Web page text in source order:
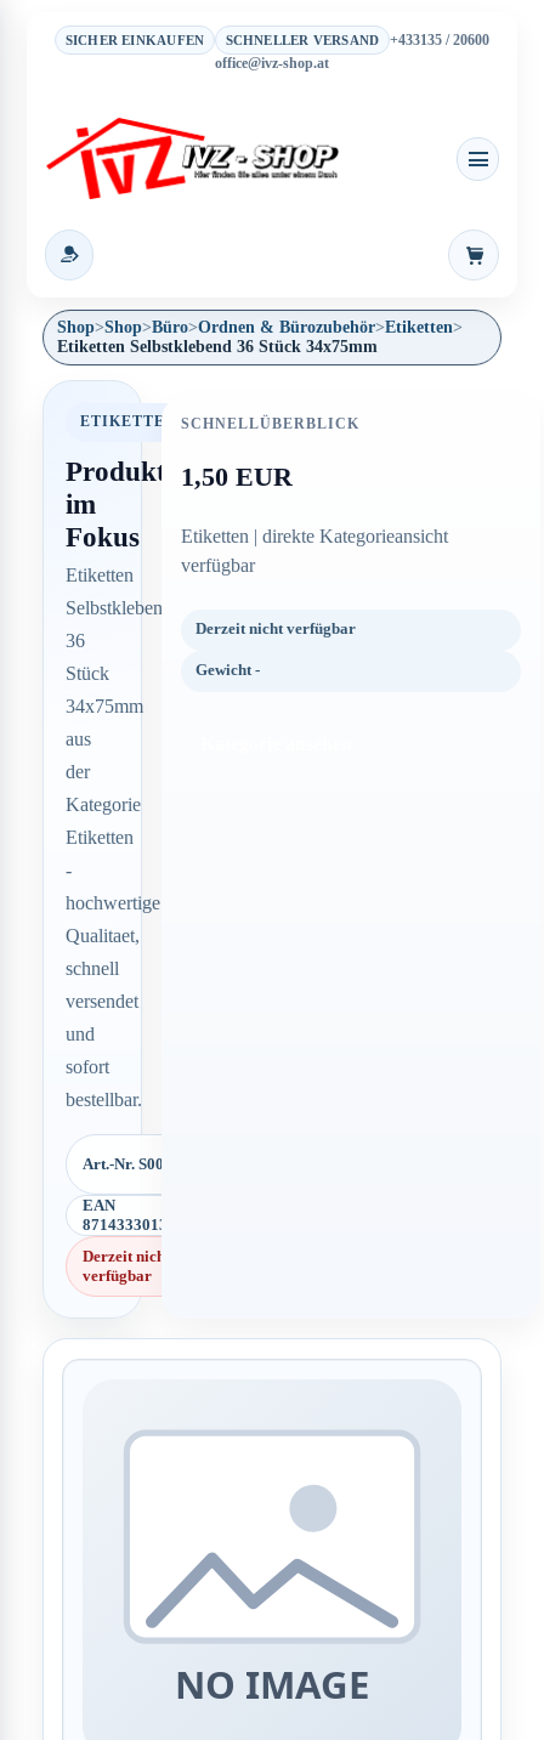
SICHER EINKAUFEN SCHNELLER VERSAND
+433135 / 20600
office@ivz-shop.at
Shop>Shop>Büro>Ordnen & Bürozubehör>Etiketten>
Etiketten Selbstklebend 36 Stück 34x75mm
ETIKETTEN
Produkt
im
Fokus
Etiketten
Selbstklebend
36
Stück
34x75mm
aus
der
Kategorie
Etiketten
-
hochwertige
Qualitaet,
schnell
versendet
und
sofort
bestellbar.
Art.-Nr. S00632
EAN
8714333013997
Derzeit nicht
verfügbar
SCHNELLÜBERBLICK
1,50 EUR
Etiketten | direkte Kategorieansicht
verfügbar
Derzeit nicht verfügbar
Gewicht -